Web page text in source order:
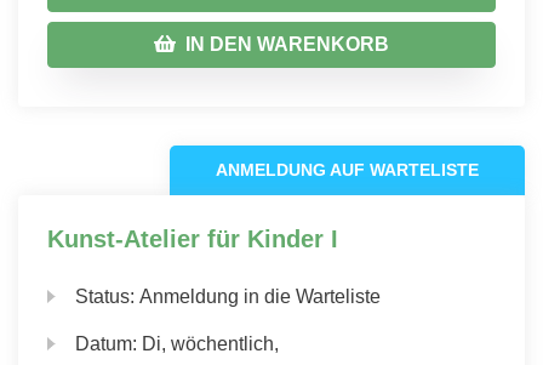
IN DEN WARENKORB
ANMELDUNG AUF WARTELISTE
Kunst-Atelier für Kinder I
Status:Anmeldung in die Warteliste
Datum: Di, wöchentlich,